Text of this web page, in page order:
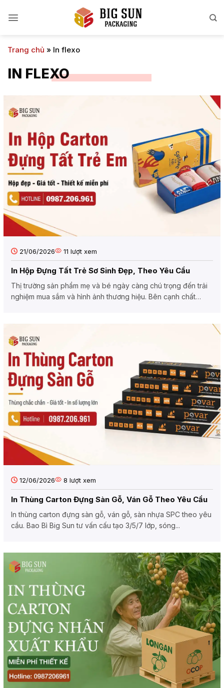
qua
Trang chủ » In flexo
IN FLEXO
21/06/2026 11 lượt xem
In Hộp Đựng Tất Trẻ Sơ Sinh Đẹp, Theo Yêu Cầu
Thị trường sản phẩm mẹ và bé ngày càng chú trọng đến trải
nghiệm mua sắm và hình ảnh thương hiệu. Bên cạnh chất
12/06/2026 8 lượt xem
In Thùng Carton Đựng Sàn Gỗ, Ván Gỗ Theo Yêu Cầu
In thùng carton đựng sàn gỗ, ván gỗ, sàn nhựa SPC theo yêu
cầu. Bao Bì Big Sun tư vấn cấu tạo 3/5/7 lớp, sóng...